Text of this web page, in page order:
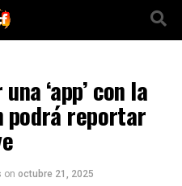
‘app’ con la
podrá reportar
on octubre 21, 2025